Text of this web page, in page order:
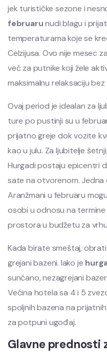
jek turističke sezone i
februarunudi blagu i
temperaturama koje se
Celzijusa. Ovo nije mesec
već za putnike koji žele
maksimalnu relaksaciju bez
Ovaj period je idealan za
ture po pustinji su u
prijatno greje dok vozite
kao u julu. Za ljubitelje
Hurgadi postaju epicentri
sate na otvorenom. Jedna
Aranžmani u februaru
osobi u odnosu na
prostora u budžetu za
Kada birate smeštaj,
grejani bazeni. Iako je
sunčano, nezagrejani
Većina hotela sa 4 i 5
spoljnih bazena na
za potpuni ugođaj.
Glavne prednosti